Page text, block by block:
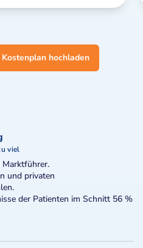
hochladen
viel
Marktführer.
und privaten
der Patienten im Schnitt 56 %